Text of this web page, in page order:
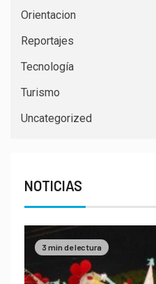
Orientacion
Reportajes
Tecnología
Turismo
Uncategorized
NOTICIAS
3 min de lectura